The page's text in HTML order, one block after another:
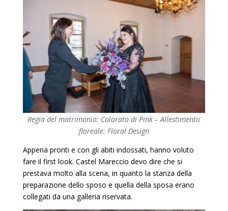
Regia del matrimonio: Colorato di Pink – Allestimento
floreale: Floral Design
Appena pronti e con gli abiti indossati, hanno voluto
fare il first look. Castel Mareccio devo dire che si
prestava molto alla scena, in quanto la stanza della
preparazione dello sposo e quella della sposa erano
collegati da una galleria riservata.